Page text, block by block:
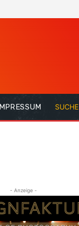
IMPRESSUM SUCHE
- Anzeige -